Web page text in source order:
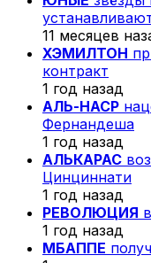
11 месяцев
ХЭМИЛТОН
контракт
1 год назад
АЛЬ-НАСР
Фернандеша
1 год назад
АЛЬКАРАС
Цинциннати
1 год назад
РЕВОЛЮЦИЯ
1 год назад
МБАППЕ